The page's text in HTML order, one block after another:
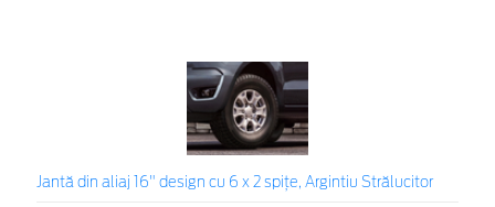
Jantă din aliaj 16" design cu 6 x 2 spiţe, Argintiu Strălucitor